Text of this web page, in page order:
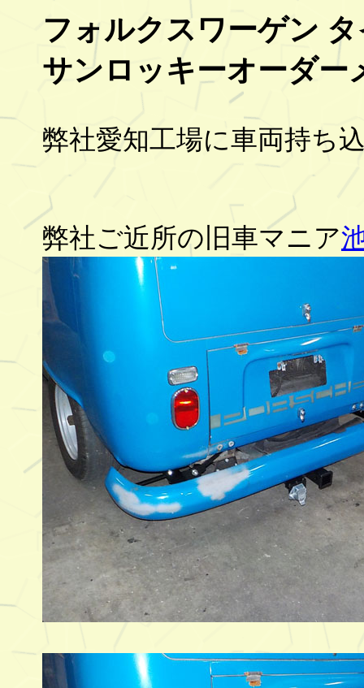
フォルクスワーゲン
サンロッキーオーダー
弊社愛知工場に車両持ち
弊社ご近所の旧車マニア